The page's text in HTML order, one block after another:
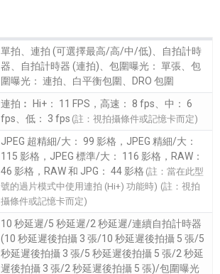
單拍、連拍 (可選擇最高/高/中/低)、自拍計時
器、自拍計時器 (連拍)、包圍曝光： 單張、包
圍曝光： 連拍、白平衡包圍、DRO 包圍
連拍︰ Hi+： 11 FPS，高速： 8 fps、中： 6
fps、低： 3 fps (註：視拍攝條件或記憶卡而定)
JPEG 超精細/大： 99 影格，JPEG 精細/大：
115 影格，JPEG 標準/大： 116 影格，RAW：
46 影格，RAW 和 JPG： 44 影格 (註：當在此型
號的過片模式中使用連拍 (Hi+) 功能時) (註：視拍
攝條件或記憶卡而定)
10 秒延遲/5 秒延遲/2 秒延遲/連續自拍計時器
(10 秒延遲後拍攝 3 張/10 秒延遲後拍攝 5 張/5
秒延遲後拍攝 3 張/5 秒延遲後拍攝 5 張/2 秒延
遲後拍攝 3 張/2 秒延遲後拍攝 5 張)/包圍曝光